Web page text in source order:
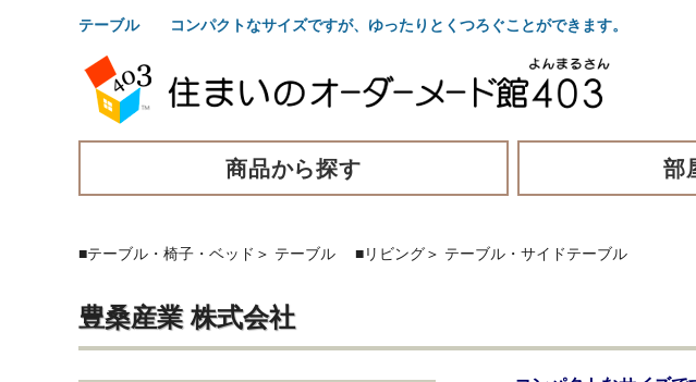
テーブル コンパクトなサイズですが、ゆったりとくつろぐことができます。
商品から探す 部
■テーブル・椅子・ベッド ＞ テーブル ■リビング＞ テーブル・サイドテーブル
豊桑産業 株式会社